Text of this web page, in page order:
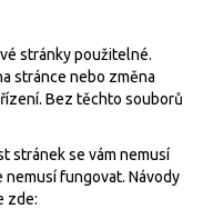
stránky použitelné.
stránce nebo změna
Bez těchto souborů
stránek se vám nemusí
fungovat. Návody
zde: